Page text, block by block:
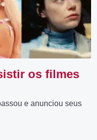
os filmes
e anunciou seus